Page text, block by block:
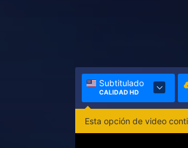
Subtitulado
CALIDAD HD
Esta opción de video